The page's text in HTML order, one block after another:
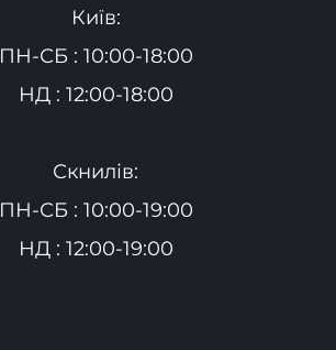
Київ:
ПН-СБ : 10:00-18:00
НД : 12:00-18:00
Скнилів:
ПН-СБ : 10:00-19:00
НД : 12:00-19:00